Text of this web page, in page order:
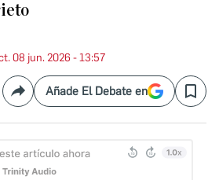
08 jun. 2026 - 13:57
CompartirAñade El Debate en Save